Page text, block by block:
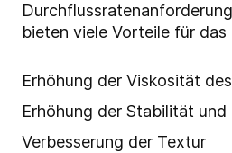
bieten viele Vorteile für das
Erhöhung der Viskosität
Erhöhung der Stabilität und
Verbesserung der Textur